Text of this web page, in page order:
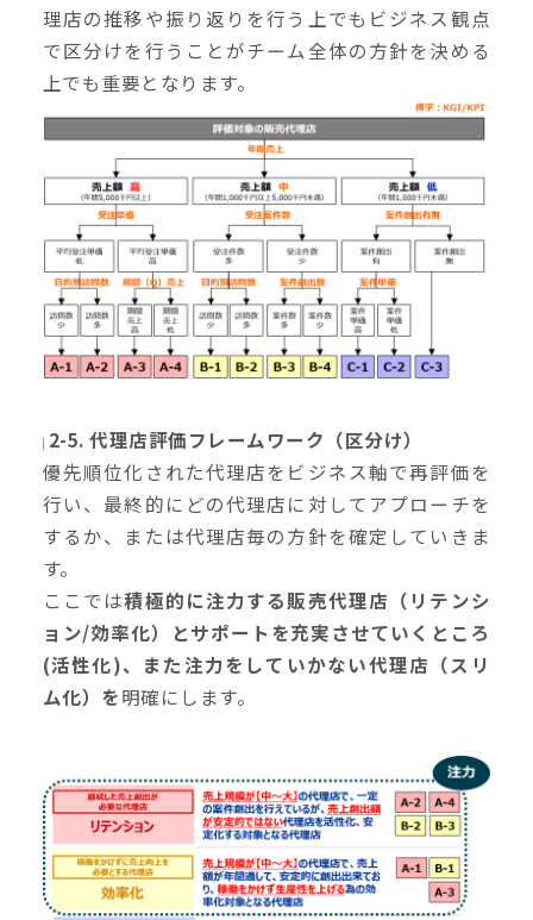
理店の推移や振り返りを行う上でもビジネス観点
で区分けを行うことがチーム全体の方針を決める
上でも重要となります。
2-5. 代理店評価フレームワーク（区分け）
優先順位化された代理店をビジネス軸で再評価を
行い、最終的にどの代理店に対してアプローチを
するか、または代理店毎の方針を確定していきま
す。
ここでは積極的に注力する販売代理店（リテンシ
ョン/効率化）とサポートを充実させていくところ
(活性化)、また注力をしていかない代理店（スリ
ム化）を明確にします。